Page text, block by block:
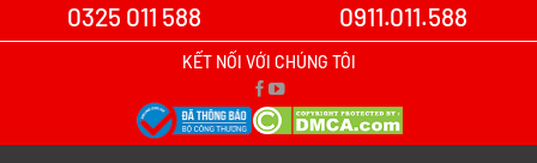
0325 011 588 0911.011.588
KẾT NỐI VỚI CHÚNG TÔI